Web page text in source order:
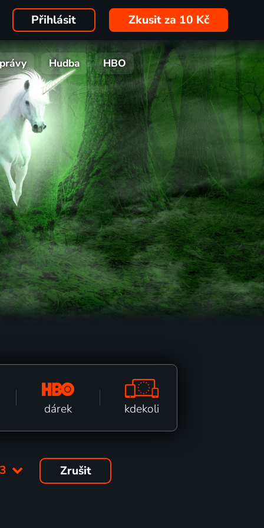
Přihlásit Zkusit za 10 Kč
Hudba HBO
dárek kdekoli
Zrušit